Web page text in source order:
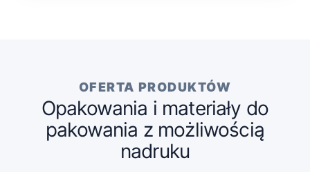
OFERTA PRODUKTÓW
Opakowania i materiały do
pakowania z możliwością
nadruku